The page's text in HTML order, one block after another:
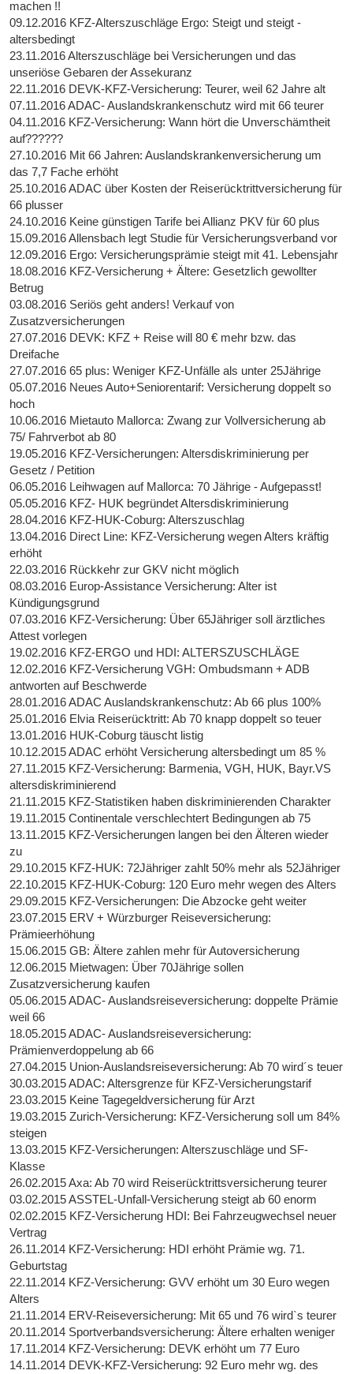
machen !!
09.12.2016 KFZ-Alterszuschläge Ergo: Steigt und steigt -
altersbedingt
23.11.2016 Alterszuschläge bei Versicherungen und das
unseriöse Gebaren der Assekuranz
22.11.2016 DEVK-KFZ-Versicherung: Teurer, weil 62 Jahre alt
07.11.2016 ADAC- Auslandskrankenschutz wird mit 66 teurer
04.11.2016 KFZ-Versicherung: Wann hört die Unverschämtheit
auf??????
27.10.2016 Mit 66 Jahren: Auslandskrankenversicherung um
das 7,7 Fache erhöht
25.10.2016 ADAC über Kosten der Reiserücktrittversicherung für
66 plusser
24.10.2016 Keine günstigen Tarife bei Allianz PKV für 60 plus
15.09.2016 Allensbach legt Studie für Versicherungsverband vor
12.09.2016 Ergo: Versicherungsprämie steigt mit 41. Lebensjahr
18.08.2016 KFZ-Versicherung + Ältere: Gesetzlich gewollter
Betrug
03.08.2016 Seriös geht anders! Verkauf von
Zusatzversicherungen
27.07.2016 DEVK: KFZ + Reise will 80 € mehr bzw. das
Dreifache
27.07.2016 65 plus: Weniger KFZ-Unfälle als unter 25Jährige
05.07.2016 Neues Auto+Seniorentarif: Versicherung doppelt so
hoch
10.06.2016 Mietauto Mallorca: Zwang zur Vollversicherung ab
75/ Fahrverbot ab 80
19.05.2016 KFZ-Versicherungen: Altersdiskriminierung per
Gesetz / Petition
06.05.2016 Leihwagen auf Mallorca: 70 Jährige - Aufgepasst!
05.05.2016 KFZ- HUK begründet Altersdiskriminierung
28.04.2016 KFZ-HUK-Coburg: Alterszuschlag
13.04.2016 Direct Line: KFZ-Versicherung wegen Alters kräftig
erhöht
22.03.2016 Rückkehr zur GKV nicht möglich
08.03.2016 Europ-Assistance Versicherung: Alter ist
Kündigungsgrund
07.03.2016 KFZ-Versicherung: Über 65Jähriger soll ärztliches
Attest vorlegen
19.02.2016 KFZ-ERGO und HDI: ALTERSZUSCHLÄGE
12.02.2016 KFZ-Versicherung VGH: Ombudsmann + ADB
antworten auf Beschwerde
28.01.2016 ADAC Auslandskrankenschutz: Ab 66 plus 100%
25.01.2016 Elvia Reiserücktritt: Ab 70 knapp doppelt so teuer
13.01.2016 HUK-Coburg täuscht listig
10.12.2015 ADAC erhöht Versicherung altersbedingt um 85 %
27.11.2015 KFZ-Versicherung: Barmenia, VGH, HUK, Bayr.VS
altersdiskriminierend
21.11.2015 KFZ-Statistiken haben diskriminierenden Charakter
19.11.2015 Continentale verschlechtert Bedingungen ab 75
13.11.2015 KFZ-Versicherungen langen bei den Älteren wieder
zu
29.10.2015 KFZ-HUK: 72Jähriger zahlt 50% mehr als 52Jähriger
22.10.2015 KFZ-HUK-Coburg: 120 Euro mehr wegen des Alters
29.09.2015 KFZ-Versicherungen: Die Abzocke geht weiter
23.07.2015 ERV + Würzburger Reiseversicherung:
Prämieerhöhung
15.06.2015 GB: Ältere zahlen mehr für Autoversicherung
12.06.2015 Mietwagen: Über 70Jährige sollen
Zusatzversicherung kaufen
05.06.2015 ADAC- Auslandsreiseversicherung: doppelte Prämie
weil 66
18.05.2015 ADAC- Auslandsreiseversicherung:
Prämienverdoppelung ab 66
27.04.2015 Union-Auslandsreiseversicherung: Ab 70 wird´s teuer
30.03.2015 ADAC: Altersgrenze für KFZ-Versicherungstarif
23.03.2015 Keine Tagegeldversicherung für Arzt
19.03.2015 Zurich-Versicherung: KFZ-Versicherung soll um 84%
steigen
13.03.2015 KFZ-Versicherungen: Alterszuschläge und SF-
Klasse
26.02.2015 Axa: Ab 70 wird Reiserücktrittsversicherung teurer
03.02.2015 ASSTEL-Unfall-Versicherung steigt ab 60 enorm
02.02.2015 KFZ-Versicherung HDI: Bei Fahrzeugwechsel neuer
Vertrag
26.11.2014 KFZ-Versicherung: HDI erhöht Prämie wg. 71.
Geburtstag
22.11.2014 KFZ-Versicherung: GVV erhöht um 30 Euro wegen
Alters
21.11.2014 ERV-Reiseversicherung: Mit 65 und 76 wird`s teurer
20.11.2014 Sportverbandsversicherung: Ältere erhalten weniger
17.11.2014 KFZ-Versicherung: DEVK erhöht um 77 Euro
14.11.2014 DEVK-KFZ-Versicherung: 92 Euro mehr wg. des